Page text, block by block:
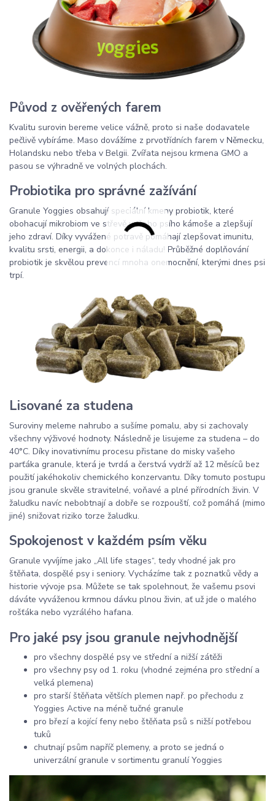
Původ z ověřených farem
Kvalitu surovin bereme velice vážně, proto si naše dodavatele
pečlivě vybíráme. Maso dovážíme z prvotřídních farem v Německu,
Holandsku nebo třeba v Belgii. Zvířata nejsou krmena GMO a
pasou se výhradně ve volných plochách.
Probiotika pro správné zažívání
Granule Yoggies obsahují speciální kmeny probiotik, které
obohacují mikrobiom ve střevě vašeho psího kámoše a zlepšují
jeho zdraví. Díky vyvážené potravě pomáhají zlepšovat imunitu,
kvalitu srsti, energii, a dokonce i náladu! Průběžné doplňování
probiotik je skvělou prevencí mnoha onemocnění, kterými dnes psi
trpí.
Lisované za studena
Suroviny meleme nahrubo a sušíme pomalu, aby si zachovaly
všechny výživové hodnoty. Následně je lisujeme za studena – do
40°C. Díky inovativnímu procesu přistane do misky vašeho
parťáka granule, která je tvrdá a čerstvá vydrží až 12 měsíců bez
použití jakéhokoliv chemického konzervantu. Díky tomuto postupu
jsou granule skvěle stravitelné, voňavé a plné přírodních živin. V
žaludku navíc nebobtnají a dobře se rozpouští, což pomáhá (mimo
jiné) snižovat riziko torze žaludku.
Spokojenost v každém psím věku
Granule vyvíjíme jako „All life stages“, tedy vhodné jak pro
štěňata, dospělé psy i seniory. Vycházíme tak z poznatků vědy a
historie vývoje psa. Můžete se tak spolehnout, že vašemu psovi
dáváte vyváženou krmnou dávku plnou živin, ať už jde o malého
rošťáka nebo vyzrálého hafana.
Pro jaké psy jsou granule nejvhodnější
pro všechny dospělé psy ve střední a nižší zátěži
pro všechny psy od 1. roku (vhodné zejména pro střední a
velká plemena)
pro starší štěňata větších plemen např. po přechodu z
Yoggies Active na méně tučné granule
pro březí a kojící feny nebo štěňata psů s nižší potřebou
tuků
chutnají psům napříč plemeny, a proto se jedná o
univerzální granule v sortimentu granulí Yoggies